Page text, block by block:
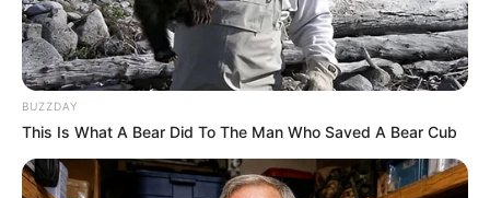
Cobalah pindad fokus pada pengembangan dan
produksi peluru Tungsten, amunisi artileri dan
amunisi tank, biaya investasi dapat terjangkau dan
biaya return jg masuk akal utk diraih, dibanding
memakan biaya investasi gede namun return
Investment blm pasti
BUZZDAY
This Is What A Bear Did To The Man Who Saved A Bear Cub